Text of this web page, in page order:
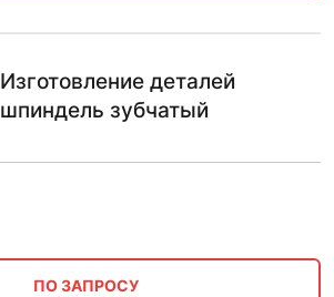
Изготовление деталей
шпиндель зубчатый
ПО ЗАПРОСУ